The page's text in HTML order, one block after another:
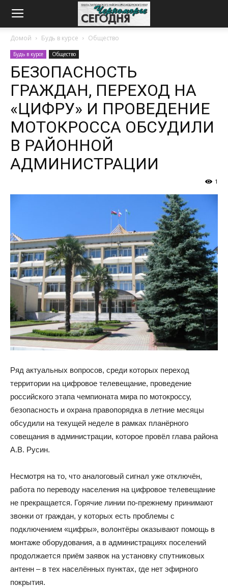
Домой Будь в курсе Общество
Будь в курсе Общество
БЕЗОПАСНОСТЬ
ГРАЖДАН, ПЕРЕХОД НА
«ЦИФРУ» И ПРОВЕДЕНИЕ
МОТОКРОССА ОБСУДИЛИ
В РАЙОННОЙ
АДМИНИСТРАЦИИ
1
Ряд актуальных вопросов, среди которых переход
территории на цифровое телевещание, проведение
российского этапа чемпионата мира по мотокроссу,
безопасность и охрана правопорядка в летние месяцы
обсудили на текущей неделе в рамках планёрного
совещания в администрации, которое провёл глава района
А.В. Русин.
Несмотря на то, что аналоговый сигнал уже отключён,
работа по переводу населения на цифровое телевещание
не прекращается. Горячие линии по-прежнему принимают
звонки от граждан, у которых есть проблемы с
подключением «цифры», волонтёры оказывают помощь в
монтаже оборудования, а в администрациях поселений
продолжается приём заявок на установку спутниковых
антенн – в тех населённых пунктах, где нет эфирного
покрытия.